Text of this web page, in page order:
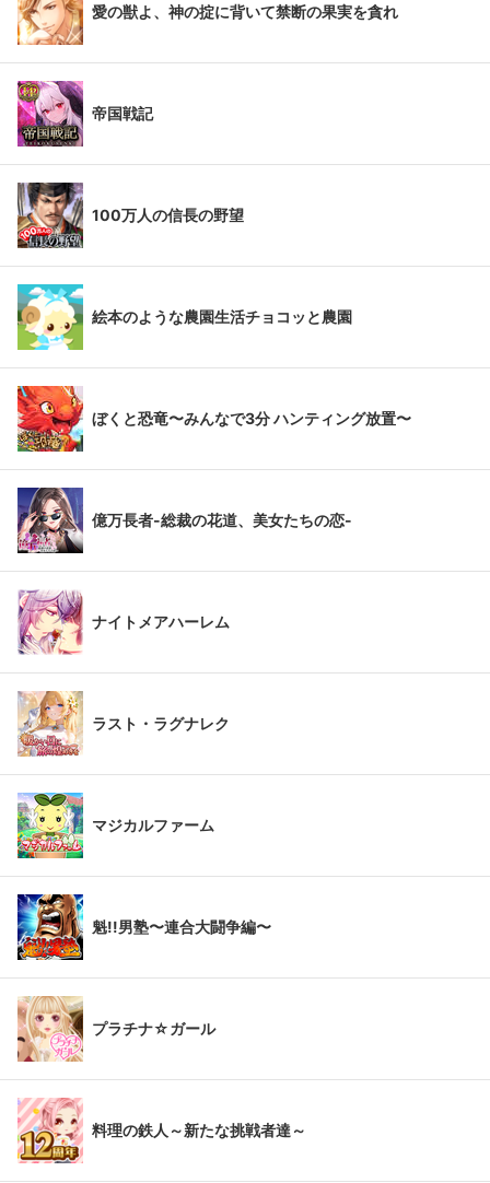
愛の獣よ、神の掟に背いて禁断の果実を貪れ
帝国戦記
100万人の信長の野望
絵本のような農園生活チョコッと農園
ぼくと恐竜〜みんなで3分 ハンティング放置〜
億万長者-総裁の花道、美女たちの恋-
ナイトメアハーレム
ラスト・ラグナレク
マジカルファーム
魁!!男塾〜連合大闘争編〜
プラチナ☆ガール
料理の鉄人～新たな挑戦者達～